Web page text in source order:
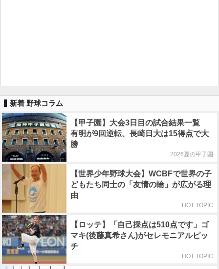
新着 野球コラム
【甲子園】大会3日目の試合結果一覧
有明が9回逆転、長崎日大は15得点で大
勝
2026夏の甲子園
【世界少年野球大会】WCBFで世界の子
どもたち同士の「友情の輪」が広がる理
由
HOT TOPIC
【ロッテ】「自己採点は510点です」ゴ
マキ(後藤真希さん)がセレモニアルピッ
チ
HOT TOPIC